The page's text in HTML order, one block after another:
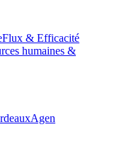
Flux & Efficacité
humaines &
Agen